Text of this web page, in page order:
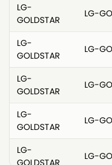
LG-
GOLDSTAR
LG-
LG-
GOLDSTAR
LG-
LG-
GOLDSTAR
LG-
LG-
GOLDSTAR
LG-
LG-
GOLDSTAR
LG-